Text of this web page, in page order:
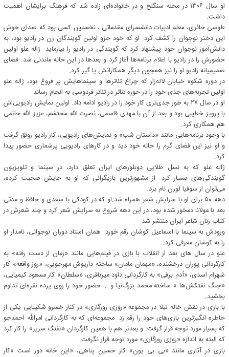
او سال ۱۳۰۶ در محله سنگلج و در خانواده‌ای زاده شد که فرهنگ برایشان اهمیت
داشت.
طوسی حائری، معلم ادبیات دانشسرای مقدماتی ، نخستین کسی بود که صدای خوش
این دختر نوجوان را کشف کرد. او که خود جزو اولین گویندگان زن در رادیو بود، به
دانش‌آموز نوجوان خود پیشنهاد کرد که گویندگی در رادیو را بیازماید. ژاله علو اولین
حضورش را در رادیو با اعلام برنامه‌ها آغاز کرد و بعدها در این خانه ماندنی شد. فضای
صمیمیانه رادیو او را نیز همچون دیگر همکارانش پا گیر کرد.
در دوره شکوه خیابان لاله‌زار که چراغ تئاترها و سینماهایش پر فروغ بود، ژاله علو
اولین تجربه‌های جدی خود را در حوزه تئاتر در تئاتر فردوسی به انجام رساند.
او در سال ۲۷ به طور جدی‌تری کار خود را در رادیو ادامه داد. اولین نمایش رادیویی‌اش
با پرویز خطیبی بود و بعد از آن با مهدی قاسمی، نصرت الله محتشم، عزیز الله حاتمی
هم همکاری کرد.
با وجود برنامه‌هایی مانند «داستان شب» و نمایش‌های رادیویی، کار رادیو رونق گرفت
و او نیز این فضای گرم را خانه خود دید و در کارهای رادیویی پرشماری حضور پیدا
کرد.
ژاله علو که به نسل طلایی دوبلورهای ایران تعلق دارد، در سینما و تلویزیون
گویندگی‌های بسیار کرد. از مشهورترین بازیگرانی که او به جایش صحبت کرده،
می‌توان از سوفیا لورن نام برد.
دهه ۵۰ برای او با سرایش شعر همراه شد.او که در کودکی با سعدی و حافظ و مدتی
بعد با مولانا دمخور شده بود، در این دهه شروع به سرایش شعر کرد و چند شعرش در
کتاب زنان شاعر ایران منتشر شد.
ورودش به سینما با اسماعیل کوشان رقم خورد. همان استاد دوران نوجوانی، نامدار او
را به کوشان معرفی کرد.
علو در سال های بعد از انقلاب با بازی در فیلم‌هایی مانند «زمان از دست رفته» به
کارگردانی پوران درخشنده، «مهمان مامان» ساخته داریوش مهرجویی، «روز واقعه» کار
شهرام اسدی، «آدم برفی» به کارگردانی داود میرباقری، «سلطان» کار مسعود کیمیایی،
«جنگ نفتکش‌ها » ساخته محمد بزرگ‌نیا و … حضور خود را روی پرده نقره‌ای تداوم
بخشید.
با بازی در نقش خاله لیلا در مجموعه «روزی روزگاری» در کنار خسرو شکیبایی یکی از
خاطره انگیزترین بازی‌های خود را رقم زد. مجموعه‌ای که به کارگردانی امرالله احمدجو
که بسیار مورد توجه قرار گرفت و بعدتر هم با همین کارگردان «تفنگ سرپر» را کار کرد
که البته به اندازه «روزی روزگاری» مورد توجه قرار نگرفت.
بازی در آثاری مانند «بی بی یون» کار حسین پناهی، «این خانه دور است »کار